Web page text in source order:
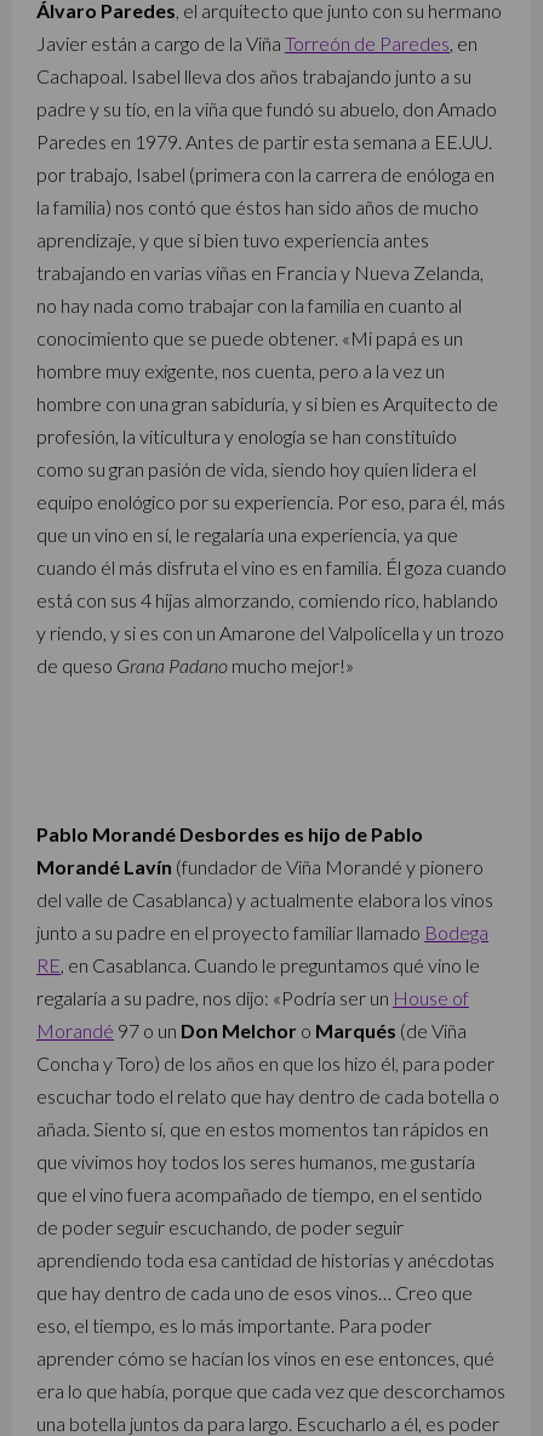
Álvaro Paredes , el arquitecto que junto con su hermano
Javier están a cargo de la Viña Torreón de Paredes , en
Cachapoal. Isabel lleva dos años trabajando junto a su
padre y su tío, en la viña que fundó su abuelo, don Amado
Paredes en 1979. Antes de partir esta semana a EE.UU.
por trabajo, Isabel (primera con la carrera de enóloga en
la familia) nos contó que éstos han sido años de mucho
aprendizaje, y que si bien tuvo experiencia antes
trabajando en varias viñas en Francia y Nueva Zelanda,
no hay nada como trabajar con la familia en cuanto al
conocimiento que se puede obtener. «Mi papá es un
hombre muy exigente, nos cuenta, pero a la vez un
hombre con una gran sabiduría, y si bien es Arquitecto de
profesión, la viticultura y enología se han constituido
como su gran pasión de vida, siendo hoy quien lidera el
equipo enológico por su experiencia. Por eso, para él, más
que un vino en sí, le regalaría una experiencia, ya que
cuando él más disfruta el vino es en familia. Él goza cuando
está con sus 4 hijas almorzando, comiendo rico, hablando
y riendo, y si es con un Amarone del Valpolicella y un trozo
de queso Grana Padano mucho mejor!»
Pablo Morandé Desbordes es hijo de Pablo
Morandé Lavín (fundador de Viña Morandé y pionero
del valle de Casablanca) y actualmente elabora los vinos
junto a su padre en el proyecto familiar llamado Bodega
RE , en Casablanca. Cuando le preguntamos qué vino le
regalaría a su padre, nos dijo: «Podría ser un House of
Morandé 97 o un Don Melchor o Marqués (de Viña
Concha y Toro) de los años en que los hizo él, para poder
escuchar todo el relato que hay dentro de cada botella o
añada. Siento sí, que en estos momentos tan rápidos en
que vivimos hoy todos los seres humanos, me gustaría
que el vino fuera acompañado de tiempo, en el sentido
de poder seguir escuchando, de poder seguir
aprendiendo toda esa cantidad de historias y anécdotas
que hay dentro de cada uno de esos vinos… Creo que
eso, el tiempo, es lo más importante. Para poder
aprender cómo se hacían los vinos en ese entonces, qué
era lo que había, porque que cada vez que descorchamos
una botella juntos da para largo. Escucharlo a él, es poder